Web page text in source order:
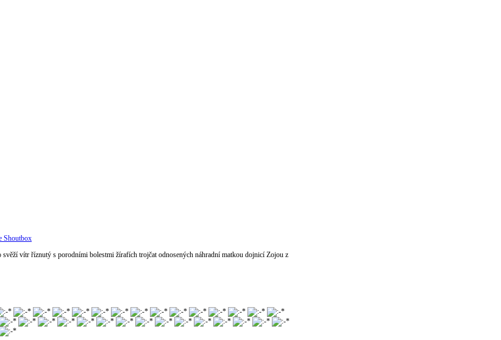
Shoutbox
vítr říznutý s porodními bolestmi žírafích trojčat odnosených náhradní matkou dojnicí Zojou z